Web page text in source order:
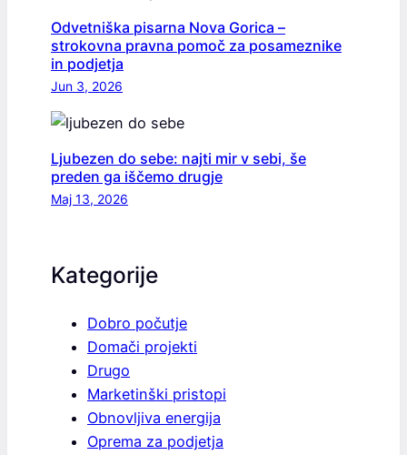
Odvetniška pisarna Nova Gorica –
strokovna pravna pomoč za posameznike
in podjetja
Jun 3, 2026
Ljubezen do sebe: najti mir v sebi, še
preden ga iščemo drugje
Maj 13, 2026
Kategorije
Dobro počutje
Domači projekti
Drugo
Marketinški pristopi
Obnovljiva energija
Oprema za podjetja